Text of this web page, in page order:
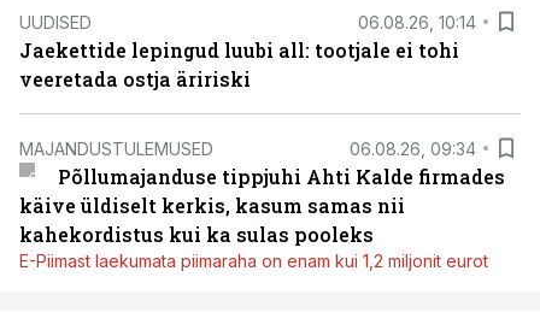
UUDISED 06.08.26, 10:14
Jaekettide lepingud luubi all: tootjale ei tohi
veeretada ostja äririski
MAJANDUSTULEMUSED 06.08.26, 09:34
Põllumajanduse tippjuhi Ahti Kalde firmades
käive üldiselt kerkis, kasum samas nii
kahekordistus kui ka sulas pooleks
E-Piimast laekumata piimaraha on enam kui 1,2 miljonit eurot